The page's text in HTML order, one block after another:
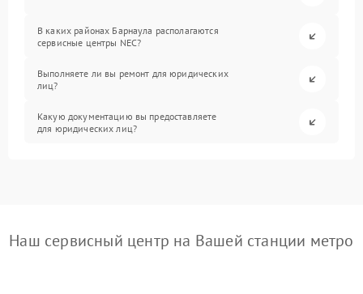
В каких районах Барнаула располагаются
сервисные центры NEC?
Выполняете ли вы ремонт для юридических
лиц?
Какую документацию вы предоставляете
для юридических лиц?
Наш сервисный центр на Вашей станции метро